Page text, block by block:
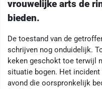
vrouwelijke arts de
bieden.
De toestand van de
schrijven nog onduidelijk.
keken geschokt toe terwijl
situatie bogen. Het
avond die oorspronkelijk